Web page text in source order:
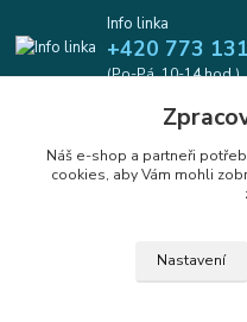
Info linka
+420 773
(Po-Pá, 10-14 hod.)
info@koralkomat.cz
Upravit
Náš e-shop a partneři
cookies, aby Vám mohli
Nastavení